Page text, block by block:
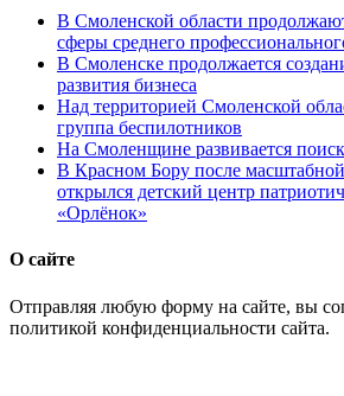
В Смоленской области
сферы среднего
В Смоленске продолжается
развития бизнеса
Над территорией Смоленской
группа беспилотников
На Смоленщине развивается
В Красном Бору после
открылся детский центр
«Орлёнок»
О сайте
Отправляя любую форму на сайте, вы
политикой конфиденциальности сайта.